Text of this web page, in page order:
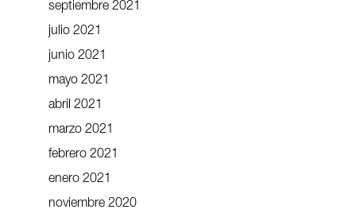
septiembre 2021
julio 2021
junio 2021
mayo 2021
abril 2021
marzo 2021
febrero 2021
enero 2021
noviembre 2020